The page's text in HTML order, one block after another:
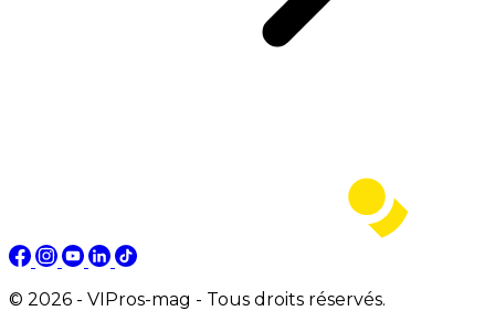
© 2026 - VIPros-mag - Tous droits réservés.